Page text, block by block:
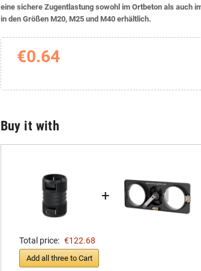
eine sichere Zugentlastung sowohl im Ortbeton als auch
in den Größen M20, M25 und M40 erhältlich.
€0.64
Buy it with
+
Total price: €122.68
Add all three to Cart